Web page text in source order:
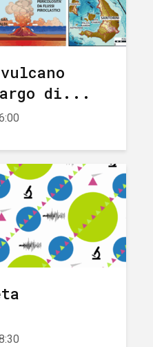
largo di...